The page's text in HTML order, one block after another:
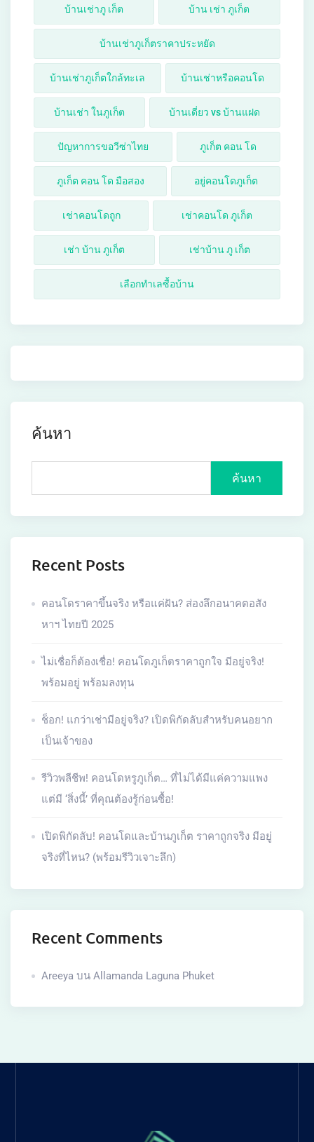
บ้านเช่าภู เก็ต บ้าน เช่า ภูเก็ต
บ้านเช่าภูเก็ตราคาประหยัด
บ้านเช่าภูเก็ตใกล้ทะเล บ้านเช่าหรือคอนโด
บ้านเช่า ในภูเก็ต บ้านเดี่ยว vs บ้านแฝด
ปัญหาการขอวีซ่าไทย ภูเก็ต คอน โด
ภูเก็ต คอน โด มือสอง อยู่คอนโดภูเก็ต
เช่าคอนโดถูก เช่าคอนโด ภูเก็ต
เช่า บ้าน ภูเก็ต เช่าบ้าน ภู เก็ต
เลือกทำเลซื้อบ้าน
ค้นหา
ค้นหา
Recent Posts
คอนโดราคาขึ้นจริง หรือแค่ฝัน? ส่องลึกอนาคตอสัง
หาฯ ไทยปี 2025
ไม่เชื่อก็ต้องเชื่อ! คอนโดภูเก็ตราคาถูกใจ มีอยู่จริง!
พร้อมอยู่ พร้อมลงทุน
ช็อก! แกว่าเช่ามีอยู่จริง? เปิดพิกัดลับสำหรับคนอยาก
เป็นเจ้าของ
รีวิวพลีชีพ! คอนโดหรูภูเก็ต… ที่ไม่ได้มีแค่ความแพง
แต่มี ‘สิ่งนี้’ ที่คุณต้องรู้ก่อนซื้อ!
เปิดพิกัดลับ! คอนโดและบ้านภูเก็ต ราคาถูกจริง มีอยู่
จริงที่ไหน? (พร้อมรีวิวเจาะลึก)
Recent Comments
Areeya บน Allamanda Laguna Phuket